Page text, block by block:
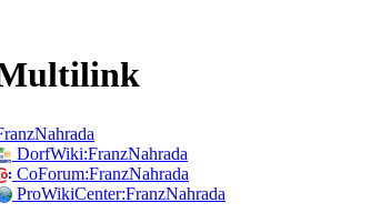
DorfWiki:FranzNahrada
CoForum:FranzNahrada
ProWikiCenter:FranzNahrada